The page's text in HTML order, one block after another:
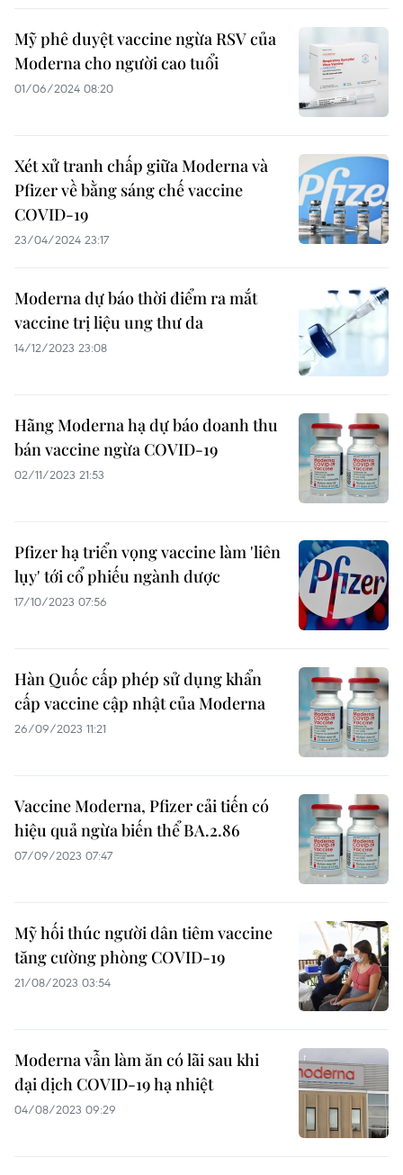
Mỹ phê duyệt vaccine ngừa RSV của
Moderna cho người cao tuổi
01/06/2024 08:20
Xét xử tranh chấp giữa Moderna và
Pfizer về bằng sáng chế vaccine
COVID-19
23/04/2024 23:17
Moderna dự báo thời điểm ra mắt
vaccine trị liệu ung thư da
14/12/2023 23:08
Hãng Moderna hạ dự báo doanh thu
bán vaccine ngừa COVID-19
02/11/2023 21:53
Pfizer hạ triển vọng vaccine làm 'liên
lụy' tới cổ phiếu ngành dược
17/10/2023 07:56
Hàn Quốc cấp phép sử dụng khẩn
cấp vaccine cập nhật của Moderna
26/09/2023 11:21
Vaccine Moderna, Pfizer cải tiến có
hiệu quả ngừa biến thể BA.2.86
07/09/2023 07:47
Mỹ hối thúc người dân tiêm vaccine
tăng cường phòng COVID-19
21/08/2023 03:54
Moderna vẫn làm ăn có lãi sau khi
đại dịch COVID-19 hạ nhiệt
04/08/2023 09:29